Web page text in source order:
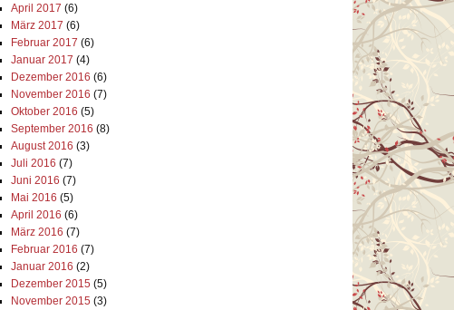
April 2017 (6)
März 2017 (6)
Februar 2017 (6)
Januar 2017 (4)
Dezember 2016 (6)
November 2016 (7)
Oktober 2016 (5)
September 2016 (8)
August 2016 (3)
Juli 2016 (7)
Juni 2016 (7)
Mai 2016 (5)
April 2016 (6)
März 2016 (7)
Februar 2016 (7)
Januar 2016 (2)
Dezember 2015 (5)
November 2015 (3)